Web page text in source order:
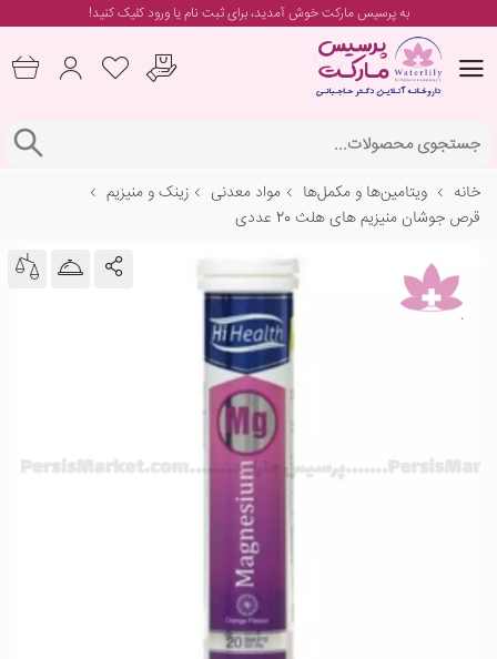
به پرسیس مارکت خوش آمدید، برایثبت نام یا ورودکلیک کنید!
خانه ویتامین‌ها و مکمل‌ها مواد معدنی
زینک و منیزیم
قرص جوشان منیزیم های هلث 20 عددی